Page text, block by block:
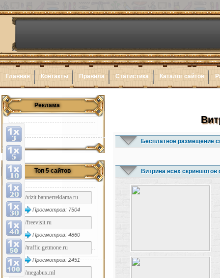
Главная Контакты Правила Статистика Каталог сайтов
Реклама
Топ 5 сайтов
Просмотров: 7504
Просмотров: 4860
Просмотров: 2451
Бесплатное размещение
Витрина всех скриншотов